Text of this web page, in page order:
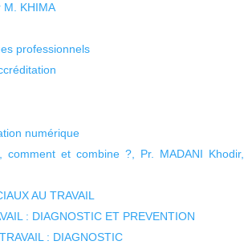
KHIMA
professionnels
numérique
et combine ?, Pr. MADANI Khodir,
AU TRAVAIL
: DIAGNOSTIC ET PREVENTION
: DIAGNOSTIC